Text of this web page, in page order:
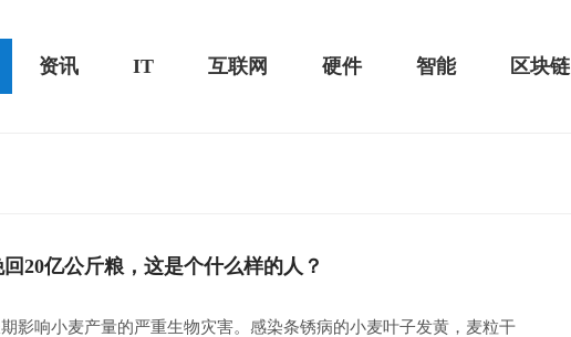
资讯 IT 互联网 硬件 智能 区块链
20亿公斤粮，这是个什么样的人？
影响小麦产量的严重生物灾害。感染条锈病的小麦叶子发黄，麦粒干
牙音箱测评-MacSources
华为MateBook 13 2020款评测：超值的2K触控全面